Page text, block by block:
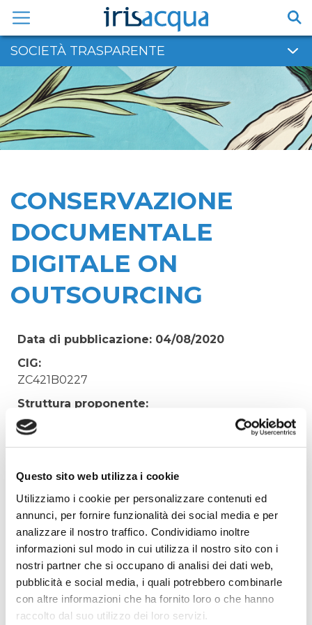
Questo sito web utilizza i cookie
Utilizziamo i cookie per personalizzare contenuti ed
annunci, per fornire funzionalità dei social media e per
analizzare il nostro traffico. Condividiamo inoltre
informazioni sul modo in cui utilizza il nostro sito con i
nostri partner che si occupano di analisi dei dati web,
pubblicità e social media, i quali potrebbero combinarle
con altre informazioni che ha fornito loro o che hanno
raccolto dal suo utilizzo dei loro servizi.
contenuto
SOCIETÀ TRASPARENTE
CONSERVAZIONE
DOCUMENTALE
DIGITALE ON
OUTSOURCING
Data di pubblicazione: 04/08/2020
CIG:
ZC421B0227
Struttura proponente:
'Irisacqua srl P.I./C.F. 01070220312. - Ufficio
Tecnico
CONSERVAZIONE DOCUMENTALE DIGITALE ON
OUTSOURCING
Elenco operatori invitati:
Codice Fiscale:
Procedura di scelta:
Affidamento ai sensi del Regolamento Generale
Aziendale per Lavori Servizi e Forniture